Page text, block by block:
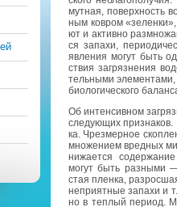
мут­ная, по­верх­ность
ным ков­ром
ют и ак­тив­но
ся за­па­хи,
яв­ле­ния могут быть
ствия за­гряз­не­ния
тель­ны­ми эле­мен­та­ми,
био­ло­ги­че­ско­го
Об ин­тен­сив­ном
сле­ду­ю­щих
ка. Чрез­мер­ное
мно­же­ни­ем вред­ных
ни­жа­ет­ся
могут быть раз­ны­ми
стая плен­ка,
непри­ят­ные за­па­хи и
но в теп­лый пе­ри­од.